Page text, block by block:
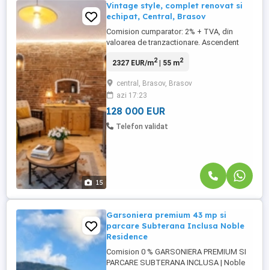
15
Vintage style, complet renovat si
echipat, Central, Brasov
Comision cumparator: 2% + TVA, din
valoarea de tranzactionare. Ascendent
pozitionat excelent in zona centrala a
renovata are o nota vintage, data de
designul de interior, astfel incat se
armonizeaza perfect cu cladirile istorice ...
2327 EUR/m2| 55 m2
central, Brasov, Brasov
azi 17:23
128 000 EUR
Telefon validat
Garsoniera premium 43 mp si
parcare Subterana Inclusa Noble
Residence
Comision 0 % GARSONIERA PREMIUM SI
PARCARE SUBTERANA INCLUSA | Noble